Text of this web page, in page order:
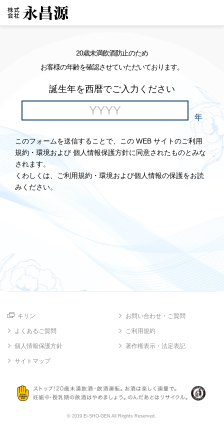
20歳未満飲酒防止のため
お客様の年齢を確認させていただいております。
誕生年を西暦でご入力ください
年
このフォームを送信することで、この WEB サイトのご利用
規約・環境および 個人情報保護方針に同意されたものとみな
されます。
くわしくは、ご利用規約・環境および個人情報の保護をお読
みください。
キリン お問い合わせ・ご質問
よくあるご質問 ご利用規約
個人情報保護方針 著作権表示・法定表記
サイトマップ
© 2019 Ei-SHO-GEN All Ritghts Reserved.